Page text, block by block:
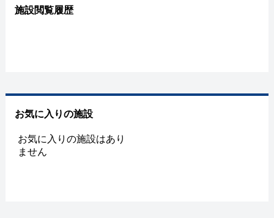
施設閲覧履歴
お気に入りの施設
お気に入りの施設はあり
ません